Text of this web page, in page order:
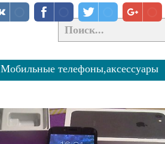
Мобильные телефоны,аксессуары